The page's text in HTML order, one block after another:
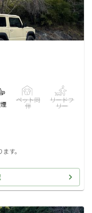
ペット同
伴
リードフ
リー
す。